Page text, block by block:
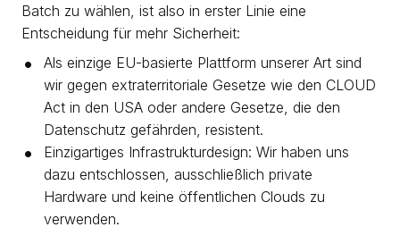
Batch zu wählen, ist also in erster Linie eine
Entscheidung für mehr Sicherheit:
Als einzige EU-basierte Plattform unserer Art sind
wir gegen extraterritoriale Gesetze wie den CLOUD
Act in den USA oder andere Gesetze, die den
Datenschutz gefährden, resistent.
Einzigartiges Infrastrukturdesign: Wir haben uns
dazu entschlossen, ausschließlich private
Hardware und keine öffentlichen Clouds zu
verwenden.